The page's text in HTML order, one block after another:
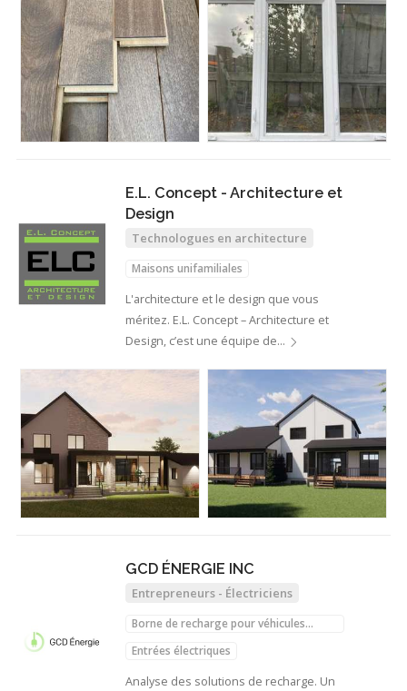
E.L. Concept - Architecture et
Design
Technologues en architecture
Maisons unifamiliales
L'architecture et le design que vous
méritez. E.L. Concept – Architecture et
Design, c’est une équipe de…
GCD ÉNERGIE INC
Entrepreneurs - Électriciens
Borne de recharge pour véhicules
Entrées électriques
Analyse des solutions de recharge. Un